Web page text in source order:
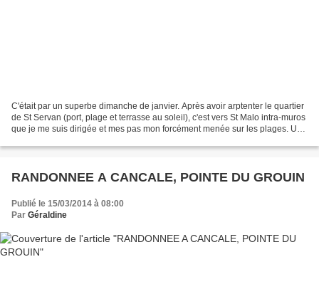
C'était par un superbe dimanche de janvier. Après avoir arptenter le quartier
de St Servan (port, plage et terrasse au soleil), c'est vers St Malo intra-muros
que je me suis dirigée et mes pas mon forcément menée sur les plages. Un
RANDONNEE A CANCALE, POINTE DU GROUIN
Publié le 15/03/2014 à 08:00
Par Géraldine